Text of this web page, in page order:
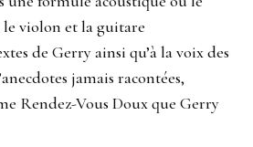
le violon et la guitare
de Gerry ainsi qu’à la voix des
jamais racontées,
Rendez-Vous Doux que Gerry